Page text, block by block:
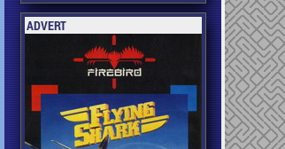
ADVERT